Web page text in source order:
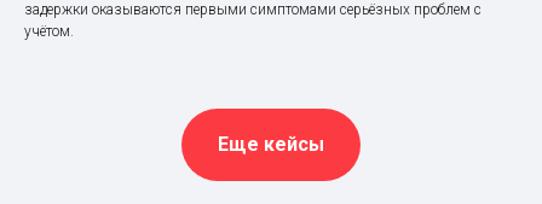
задержки оказываются первыми симптомами серьёзных проблем с
учётом.
Еще кейсы